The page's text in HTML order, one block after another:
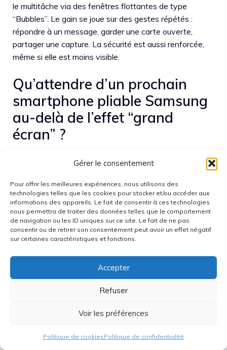
Gérer le consentement
Pour offrir les meilleures expériences, nous utilisons des
technologies telles que les cookies pour stocker et/ou accéder aux
informations des appareils. Le fait de consentir à ces technologies
nous permettra de traiter des données telles que le comportement
de navigation ou les ID uniques sur ce site. Le fait de ne pas
consentir ou de retirer son consentement peut avoir un effet négatif
sur certaines caractéristiques et fonctions.
Accepter
Refuser
Voir les préférences
Politique de cookiesPolitique de confidentialité
le multitâche via des fenêtres flottantes de type
“Bubbles”. Le gain se joue sur des gestes répétés :
répondre à un message, garder une carte ouverte,
partager une capture. La sécurité est aussi renforcée,
même si elle est moins visible.
Qu’attendre d’un prochain
smartphone pliable Samsung
au-delà de l’effet “grand
écran” ?
Les attentes se concentrent sur des critères pratiques :
perceptible, charnière rassurante et autonomie proche
d’un premium classique. Les fonctions photo spécifiques
au pliable comptent, mais elles ne compensent pas un
écart de qualité d’image face aux meilleurs modèles.
L’intégration logicielle avec Android reste déterminante
Refuser les cookies et données
change-t-il vraiment
l’expérience sur Android ?
Le refus de certains usages additionnels réduit surtout